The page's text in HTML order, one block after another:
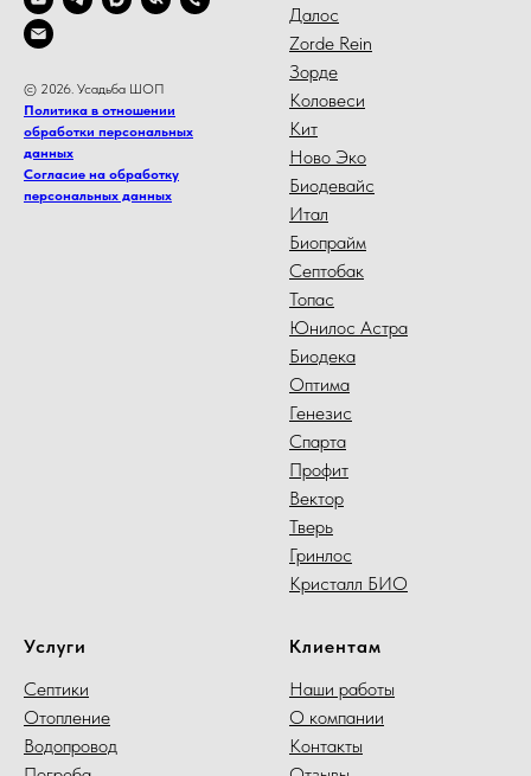
© 2026. Усадьба ШОП
Политика в отношении
обработки персональных
данных
Согласие на обработку
персональных данных
Далос
Zorde Rein
Зорде
Коловеси
Кит
Ново Эко
Биодевайс
Итал
Биопрайм
Септобак
Топас
Юнилос Астра
Биодека
Оптима
Генезис
Спарта
Профит
Вектор
Тверь
Гринлос
Кристалл БИО
Услуги
Септики
Отопление
Водопровод
Клиентам
Наши работы
О компании
Контакты